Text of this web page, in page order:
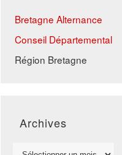
Bretagne Alternance
Conseil Départemental
Région Bretagne
Archives